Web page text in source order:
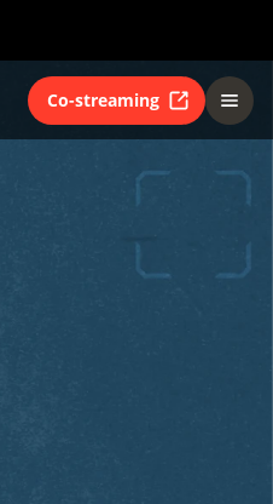
Co-streaming